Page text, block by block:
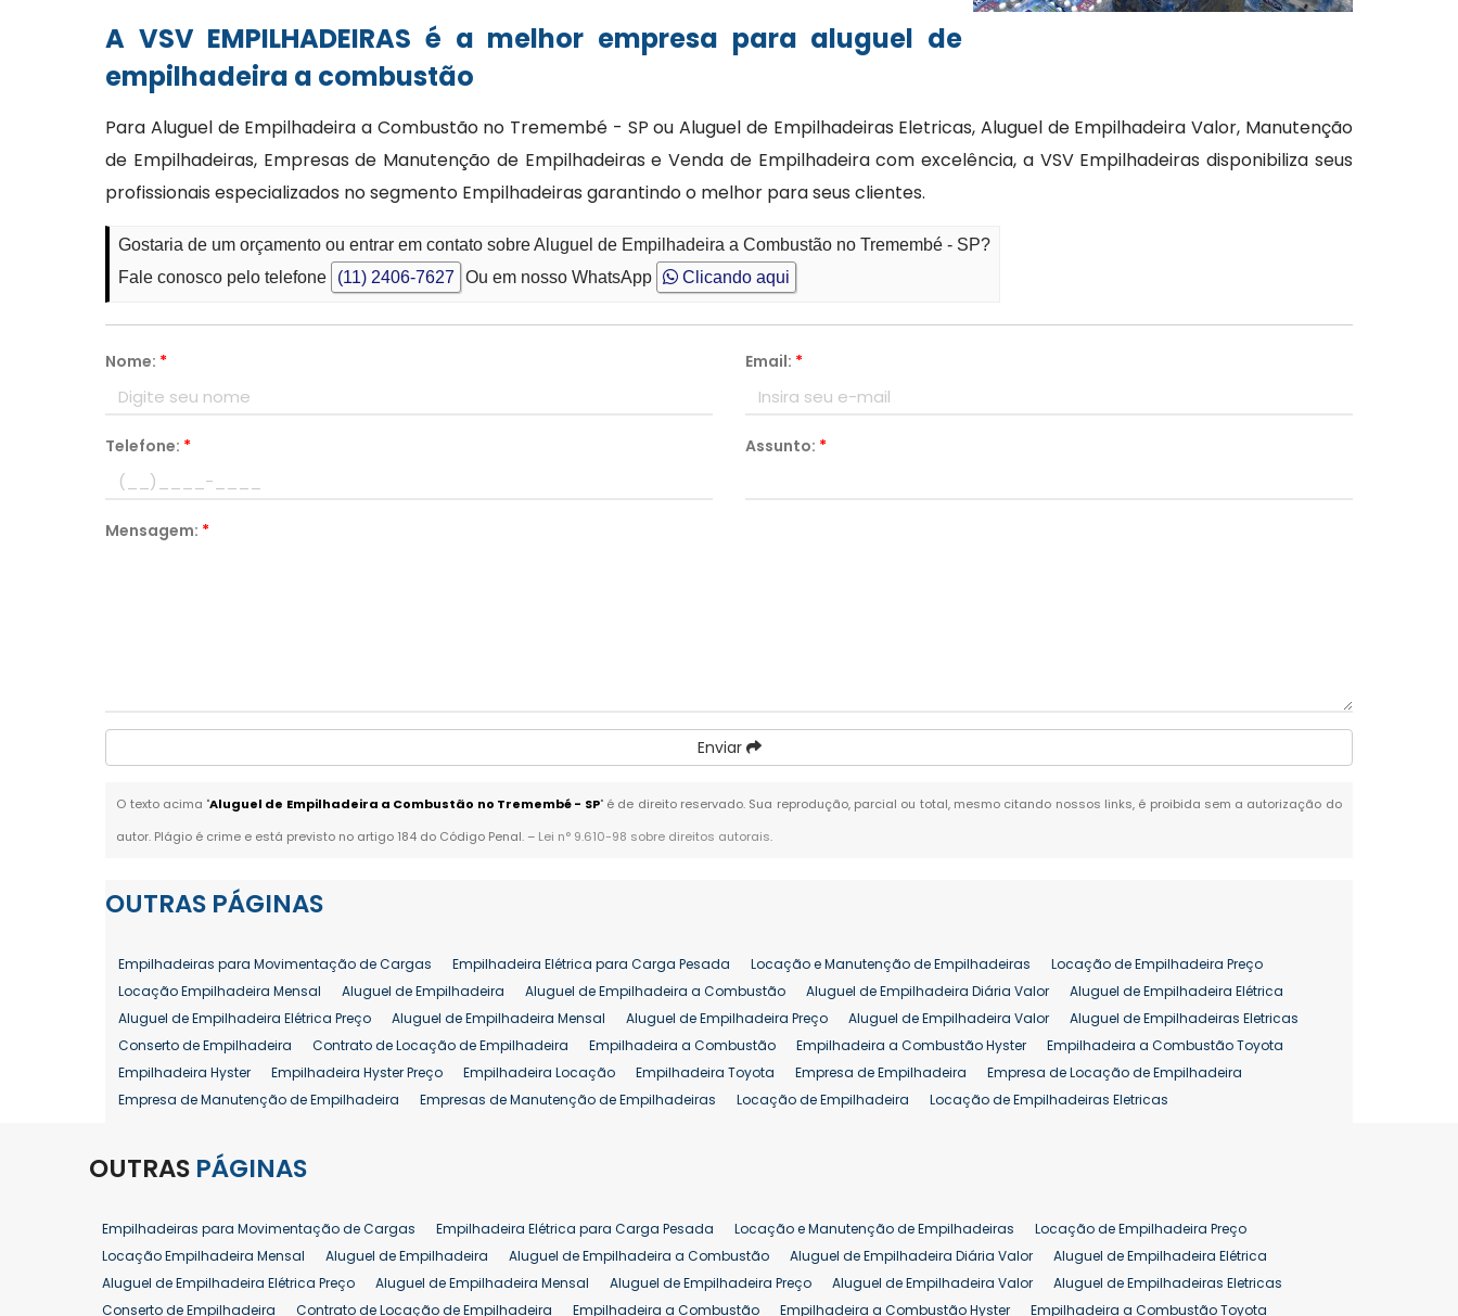
A VSV EMPILHADEIRAS é a melhor empresa para aluguel de
empilhadeira a combustão
Para Aluguel de Empilhadeira a Combustão no Tremembé - SP ou Aluguel de Empilhadeiras Eletricas, Aluguel de Empilhadeira Valor, Manutenção
de Empilhadeiras, Empresas de Manutenção de Empilhadeiras e Venda de Empilhadeira com excelência, a VSV Empilhadeiras disponibiliza seus
profissionais especializados no segmento Empilhadeiras garantindo o melhor para seus clientes.
Gostaria de um orçamento ou entrar em contato sobre Aluguel de Empilhadeira a Combustão no Tremembé - SP?
Fale conosco pelo telefone
(11) 2406-7627 Ou em nosso WhatsApp Clicando aqui
Nome: * Email: *
Telefone: * Assunto: *
Mensagem: *
Enviar
O texto acima "Aluguel de Empilhadeira a Combustão no Tremembé - SP" é de direito reservado. Sua reprodução, parcial ou total, mesmo citando nossos links, é proibida sem a autorização do
autor. Plágio é crime e está previsto no artigo 184 do Código Penal. – Lei n° 9.610-98 sobre direitos autorais.
OUTRAS PÁGINAS
Empilhadeiras para Movimentação de Cargas Empilhadeira Elétrica para Carga Pesada Locação e Manutenção de Empilhadeiras
Locação de Empilhadeira Preço
Locação Empilhadeira Mensal
Aluguel de Empilhadeira Aluguel de Empilhadeira a Combustão Aluguel de Empilhadeira Diária Valor
Aluguel de Empilhadeira Elétrica
Aluguel de Empilhadeira Elétrica Preço
Aluguel de Empilhadeira Mensal Aluguel de Empilhadeira Preço Aluguel de Empilhadeira Valor
Aluguel de Empilhadeiras Eletricas
Conserto de Empilhadeira
Contrato de Locação de Empilhadeira Empilhadeira a Combustão Empilhadeira a Combustão Hyster
Empilhadeira a Combustão Toyota
Empilhadeira Hyster
Empilhadeira Hyster Preço Empilhadeira Locação Empilhadeira Toyota Empresa de Empilhadeira
Empresa de Locação de Empilhadeira
Empresa de Manutenção de Empilhadeira
Empresas de Manutenção de Empilhadeiras Locação de Empilhadeira
Locação de Empilhadeiras Eletricas
Manutenção em Empilhadeiras
Reforma de Empilhadeira
Aluguel de Empilhadeira 25 ton
Locação de Empilhadeira 25 ton Comprar Empilhadeira 25 ton Empilhadeira a Combustão 25 ton
Preço de Empilhadeira 25 ton
Venda Empilhadeiras 25 ton
OUTRAS PÁGINAS
Empilhadeiras para Movimentação de Cargas Empilhadeira Elétrica para Carga Pesada Locação e Manutenção de Empilhadeiras
Locação de Empilhadeira Preço
Locação Empilhadeira Mensal
Aluguel de Empilhadeira Aluguel de Empilhadeira a Combustão Aluguel de Empilhadeira Diária Valor
Aluguel de Empilhadeira Elétrica
Aluguel de Empilhadeira Elétrica Preço
Aluguel de Empilhadeira Mensal Aluguel de Empilhadeira Preço Aluguel de Empilhadeira Valor
Aluguel de Empilhadeiras Eletricas
Conserto de Empilhadeira
Contrato de Locação de Empilhadeira Empilhadeira a Combustão Empilhadeira a Combustão Hyster
Empilhadeira a Combustão Toyota